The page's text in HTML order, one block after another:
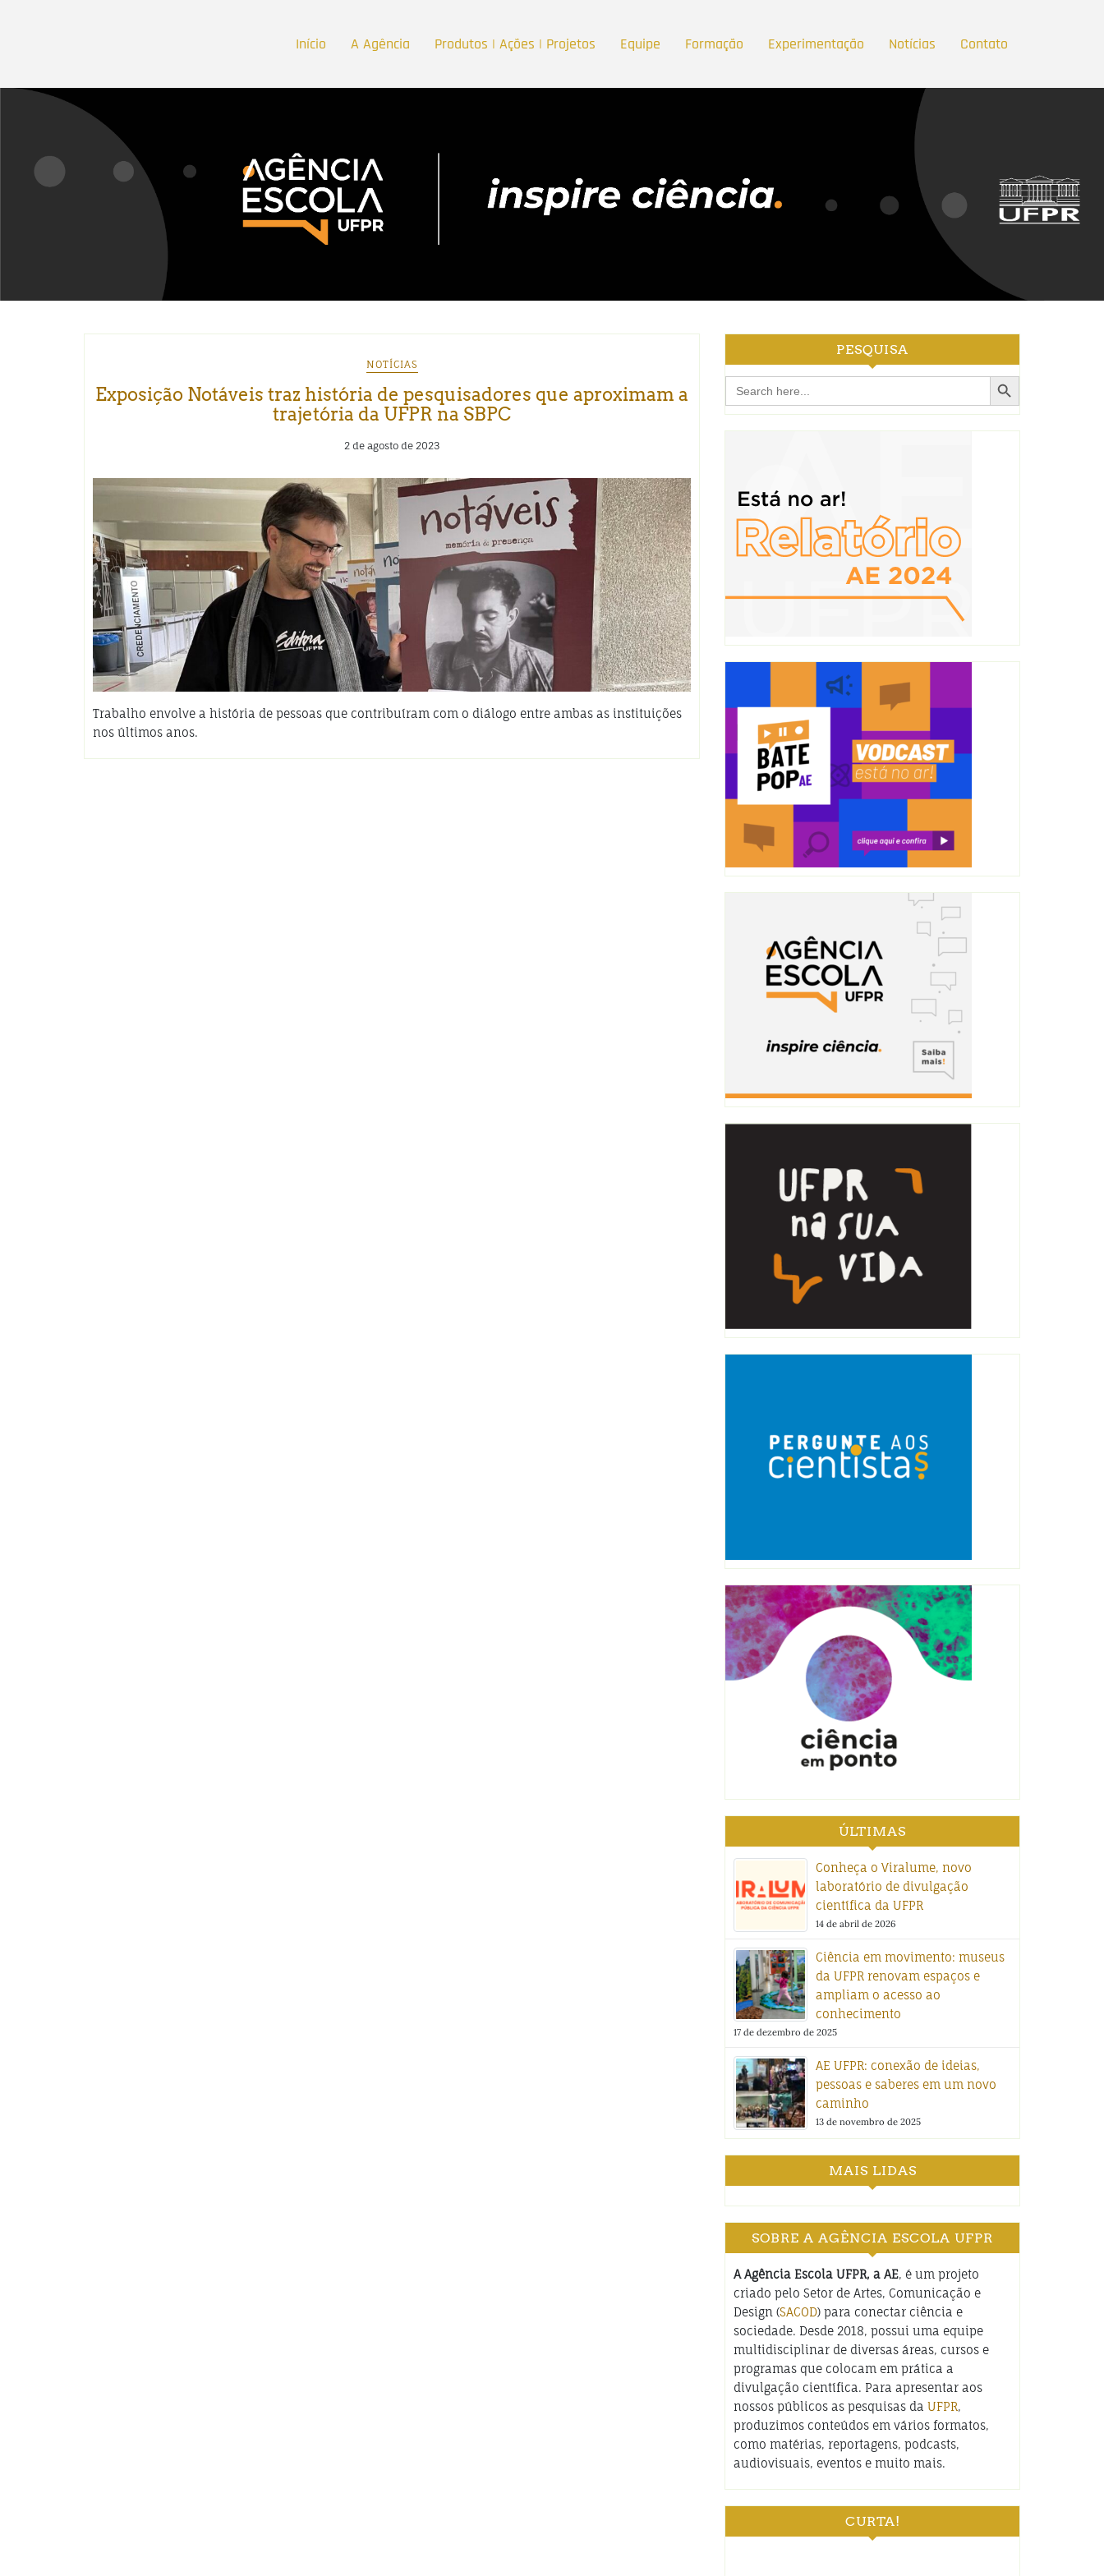
Início A Agência Produtos | Ações | Projetos Equipe Formação Experimentação Notícias Contato
NOTÍCIAS
Exposição Notáveis traz história de pesquisadores que aproximam a
trajetória da UFPR na SBPC
2 de agosto de 2023
Trabalho envolve a história de pessoas que contribuíram com o diálogo entre ambas as instituições
nos últimos anos.
PESQUISA
Search
for:
Search Button
ÚLTIMAS
Conheça o Viralume, novo
laboratório de divulgação
científica da UFPR
14 de abril de 2026
Ciência em movimento: museus
da UFPR renovam espaços e
ampliam o acesso ao
conhecimento
17 de dezembro de 2025
AE UFPR: conexão de ideias,
pessoas e saberes em um novo
caminho
13 de novembro de 2025
MAIS LIDAS
SOBRE A AGÊNCIA ESCOLA UFPR
A Agência Escola UFPR, a AE, é um projeto
criado pelo Setor de Artes, Comunicação e
Design (SACOD) para conectar ciência e
sociedade. Desde 2018, possui uma equipe
multidisciplinar de diversas áreas, cursos e
programas que colocam em prática a
divulgação científica. Para apresentar aos
nossos públicos as pesquisas da UFPR,
produzimos conteúdos em vários formatos,
como matérias, reportagens, podcasts,
audiovisuais, eventos e muito mais.
CURTA!